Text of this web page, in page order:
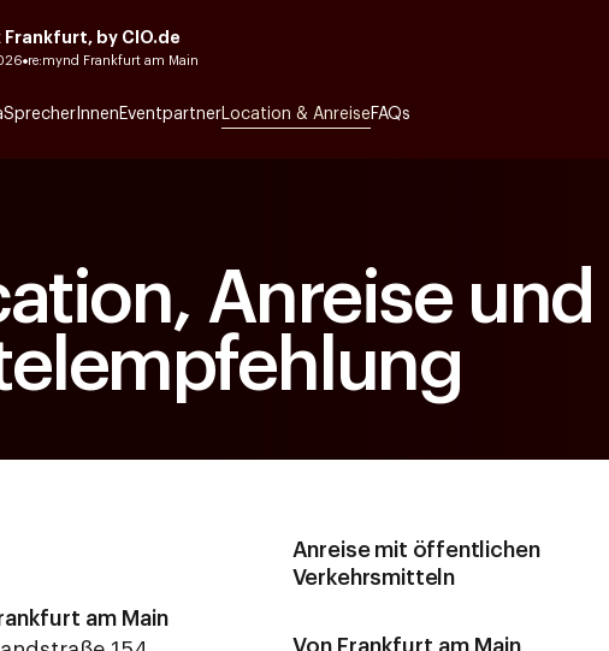
by CIO.de
re:mynd Frankfurt am Main
SprecherInnen EventpartnerLocation & Anreise FAQs
Anreise und
am Main
Anreise mit öffentlichen
Verkehrsmitteln
Von Frankfurt am Main